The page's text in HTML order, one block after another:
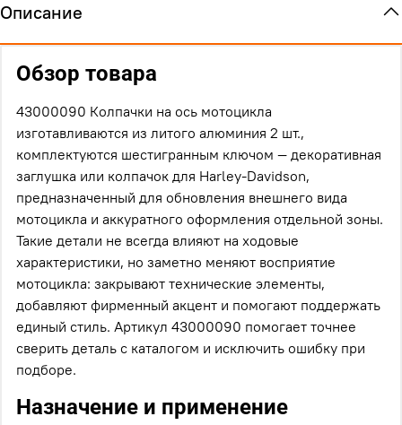
Описание
Обзор товара
43000090 Колпачки на ось мотоцикла
изготавливаются из литого алюминия 2 шт.,
комплектуются шестигранным ключом — декоративная
заглушка или колпачок для Harley-Davidson,
предназначенный для обновления внешнего вида
мотоцикла и аккуратного оформления отдельной зоны.
Такие детали не всегда влияют на ходовые
характеристики, но заметно меняют восприятие
мотоцикла: закрывают технические элементы,
добавляют фирменный акцент и помогают поддержать
единый стиль. Артикул 43000090 помогает точнее
сверить деталь с каталогом и исключить ошибку при
подборе.
Назначение и применение